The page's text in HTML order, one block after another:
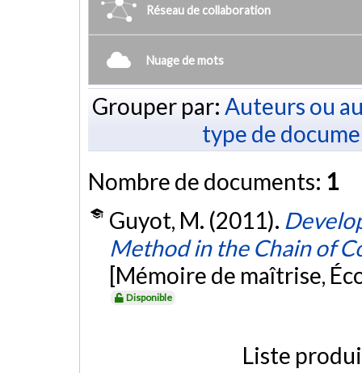
Réseau de collaboration
Nuage de mots
Grouper par: Auteurs ou
type de
Nombre de documents: 1
Guyot, M. (2011).
Method in the Chain of
[Mémoire de maîtrise,
Disponible
Liste